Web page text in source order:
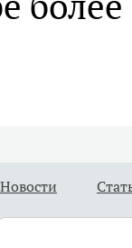
Новости